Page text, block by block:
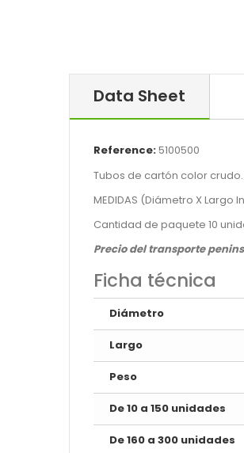
Data Sheet
Reference:5100500
Tubos de cartón color
MEDIDAS (Diámetro X Largo
Cantidad de paquete 10
Precio del transporte
Ficha técnica
Diámetro
Largo
Peso
De 10 a 150 unidades
De 160 a 300 unidades